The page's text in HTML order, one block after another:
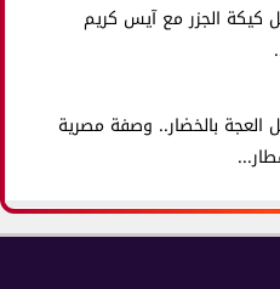
كيكة الجزر مع آيس كريم
العجة بالخضار.. وصفة مصرية